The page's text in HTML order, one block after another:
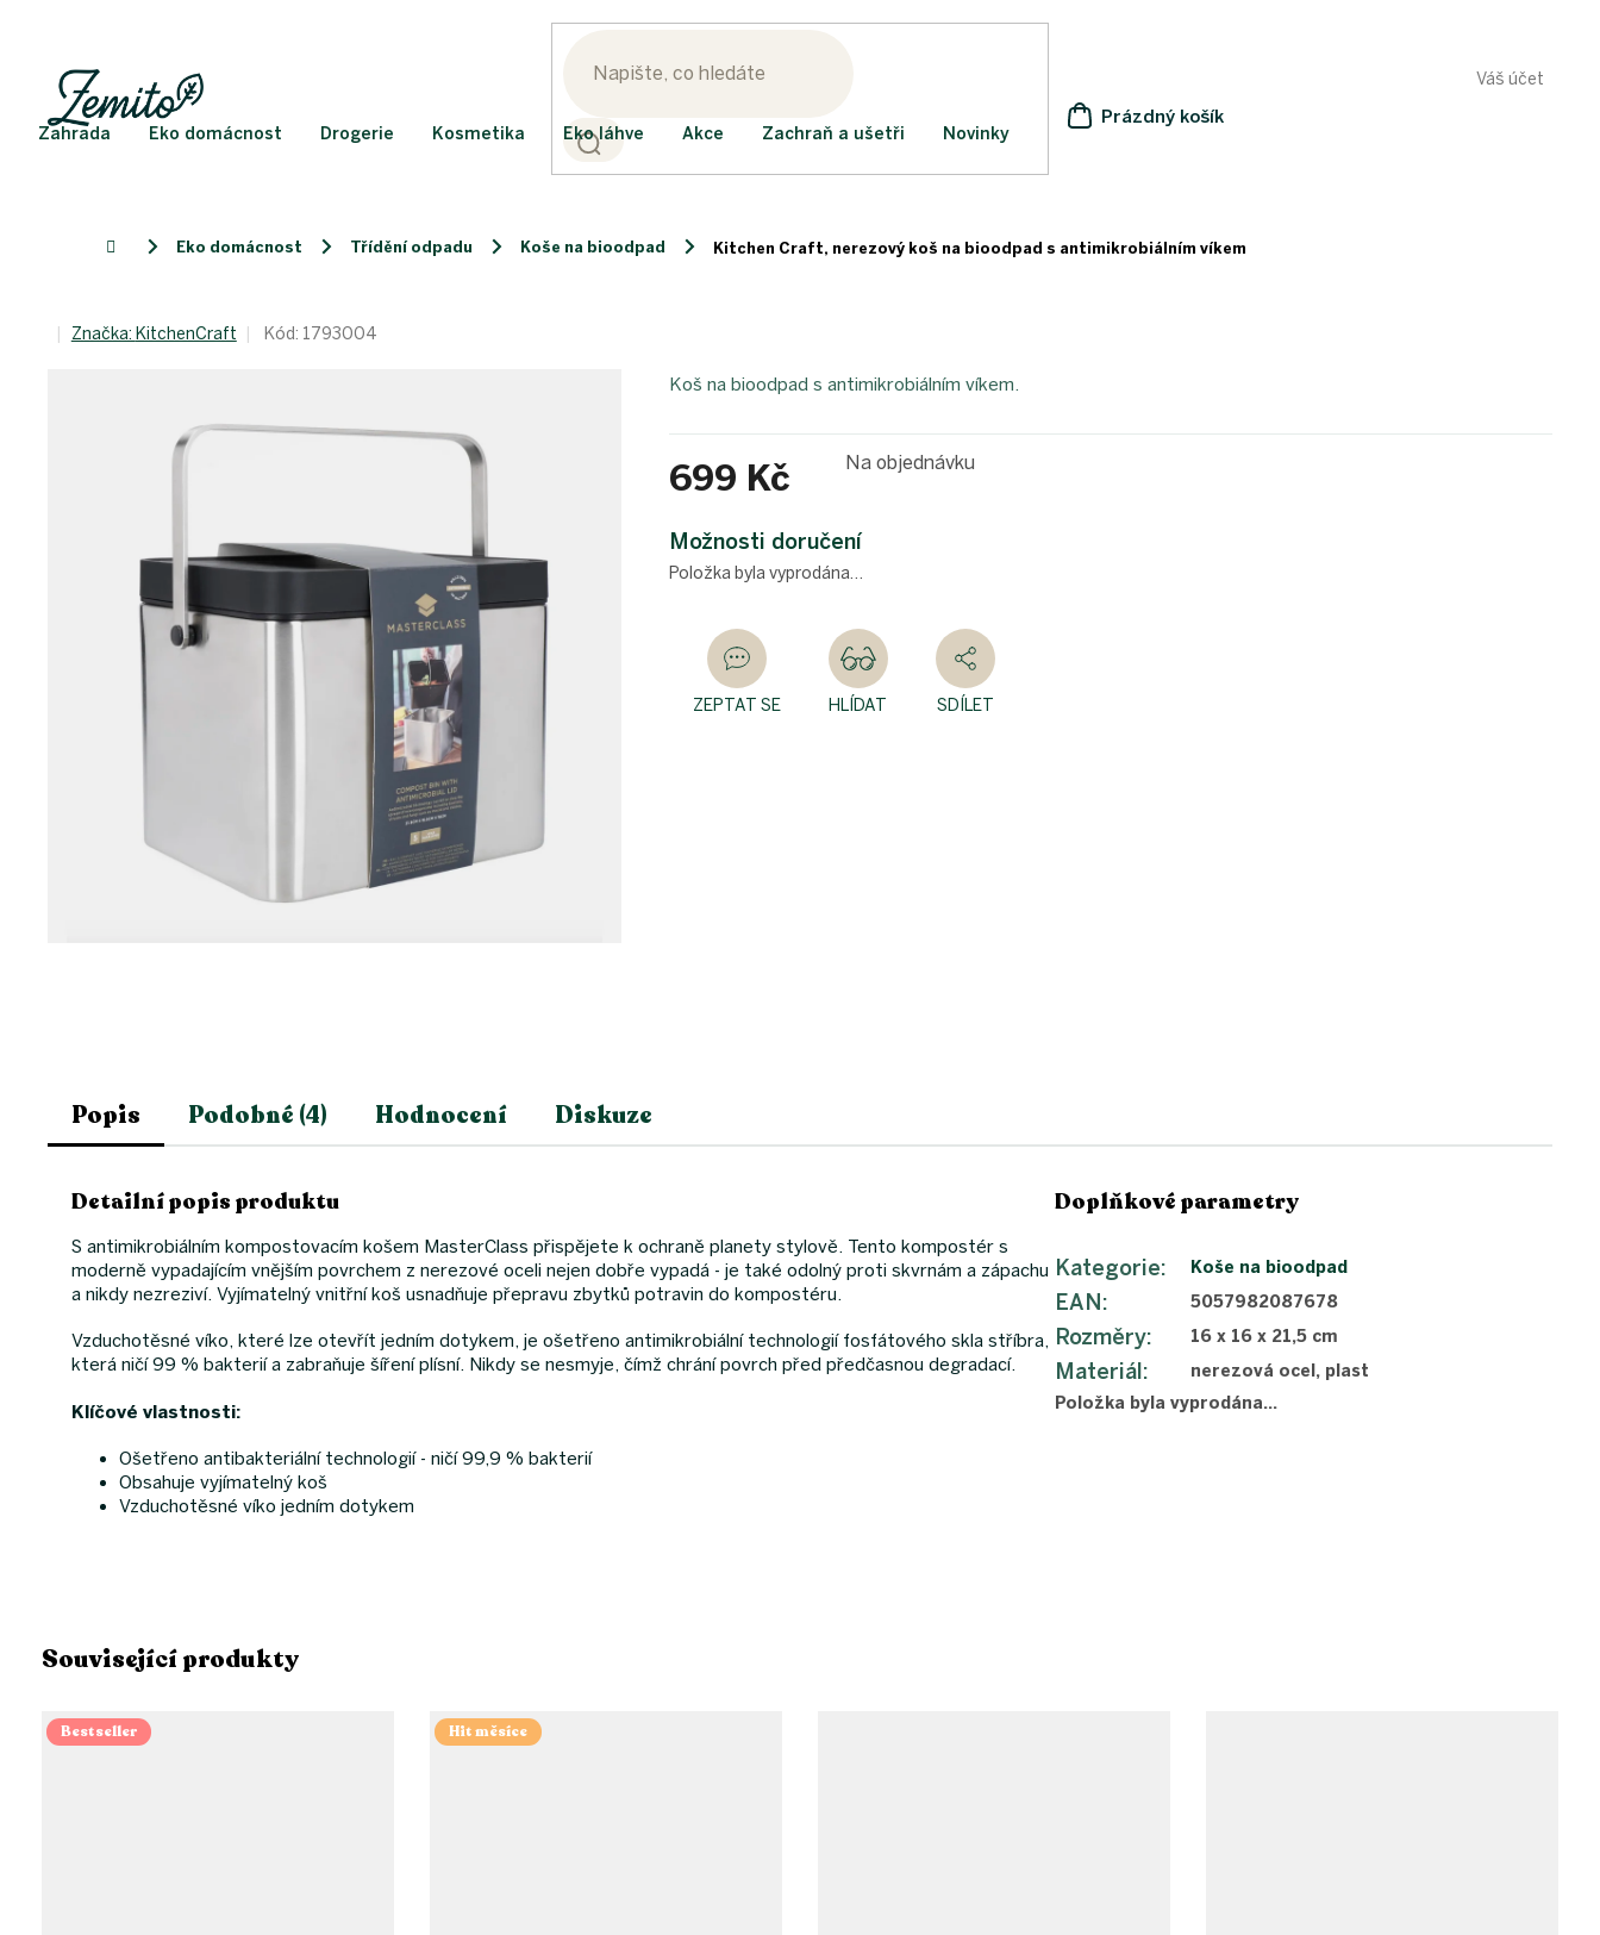
Váš účet
NÁKUPNÍ
Prázdný košík
Zahrada Eko domácnost Drogerie Kosmetika Eko láhve Akce Zachraň a ušetři Novinky
Domů Eko domácnost Třídění odpadu Koše na bioodpad Kitchen Craft, nerezový koš na bioodpad s antimikrobiálním víkem
Značka: KitchenCraft Kód: 1793004
699 Kč
cena:
Na objednávku
Možnosti doručení
Položka byla vyprodána…
Koš na bioodpad s antimikrobiálním víkem.
ZEPTAT SE HLÍDAT SDÍLET
Související produkty
Bestseller Hit měsíce
Popis Podobné (4) Hodnocení Diskuze
Detailní popis produktu
S antimikrobiálním kompostovacím košem MasterClass přispějete k ochraně planety stylově. Tento kompostér s
moderně vypadajícím vnějším povrchem z nerezové oceli nejen dobře vypadá - je také odolný proti skvrnám a zápachu
a nikdy nezreziví. Vyjímatelný vnitřní koš usnadňuje přepravu zbytků potravin do kompostéru.
Vzduchotěsné víko, které lze otevřít jedním dotykem, je ošetřeno antimikrobiální technologií fosfátového skla stříbra,
která ničí 99 % bakterií a zabraňuje šíření plísní. Nikdy se nesmyje, čímž chrání povrch před předčasnou degradací.
Klíčové vlastnosti:
Ošetřeno antibakteriální technologií - ničí 99,9 % bakterií
Obsahuje vyjímatelný koš
Vzduchotěsné víko jedním dotykem
Doplňkové parametry
Kategorie: Koše na bioodpad
EAN: 5057982087678
Rozměry: 16 x 16 x 21,5 cm
Materiál:
nerezová ocel, plast
Položka byla vyprodána…